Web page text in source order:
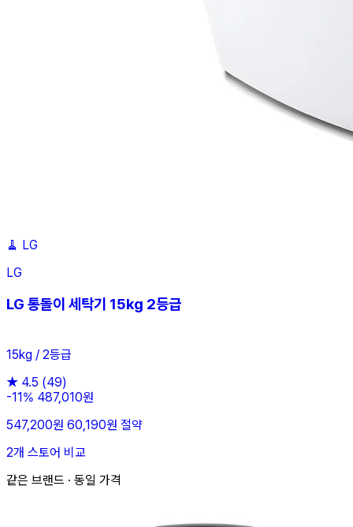
🧹 LG
LG
LG 통돌이 세탁기 15kg 2등급
15kg / 2등급
★ 4.5 (49)
-11% 487,010원
547,200원 60,190원 절약
2개 스토어 비교
같은 브랜드 · 동일 가격